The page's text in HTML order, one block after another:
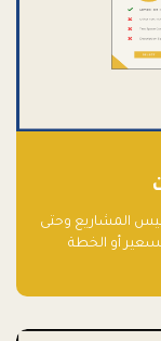
المشاريع وحتى
أو الخطة